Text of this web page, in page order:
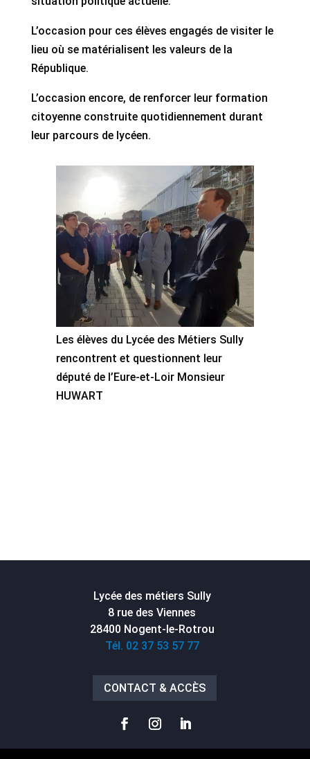
L’occasion pour ces élèves engagés de visiter le
lieu où se matérialisent les valeurs de la
République.
L’occasion encore, de renforcer leur formation
citoyenne construite quotidiennement durant
leur parcours de lycéen.
Les élèves du Lycée des Métiers Sully
rencontrent et questionnent leur
député de l’Eure-et-Loir Monsieur
HUWART
Lycée des métiers Sully
8 rue des Viennes
28400 Nogent-le-Rotrou
Tél. 02 37 53 57 77
CONTACT & ACCÈS